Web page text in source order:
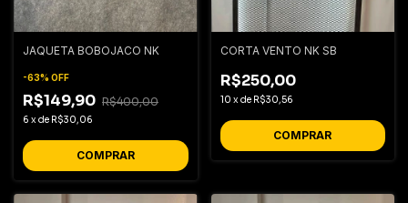
JAQUETA BOBOJACO NK
-63% OFF
R$149,90 R$400,00
6 xde R$30,06
COMPRAR
CORTA VENTO NK SB
R$250,00
10 xde R$30,56
COMPRAR